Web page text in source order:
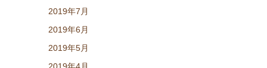
2019年7月
2019年6月
2019年5月